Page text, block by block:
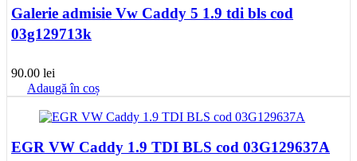
Galerie admisie Vw Caddy 5 1.9 tdi bls cod
03g129713k
90.00 lei
Adaugă în coș
EGR VW Caddy 1.9 TDI BLS cod 03G129637A